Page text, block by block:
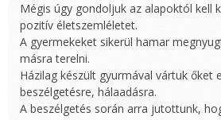
Mégis úgy gondoljuk az alapoktól kell
pozitív életszemléletet.
A gyermekeket sikerül hamar
másra terelni.
Házilag készült gyurmával vártuk őket
beszélgetésre, hálaadásra.
A beszélgetés során arra jutottunk,